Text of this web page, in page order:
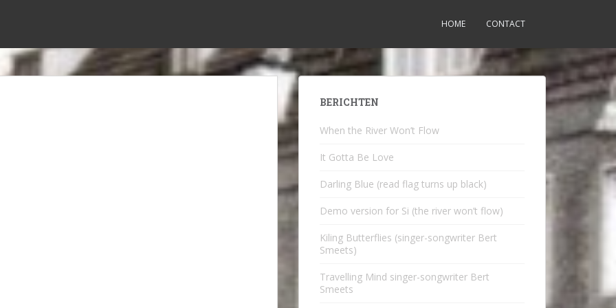
HOME CONTACT
BERICHTEN
When the River Won’t Flow
It Gotta Be Love
Darling Blue (read flag turns up black)
Demo version for Si (the river won’t flow)
Kiling Butterflies (singer-songwriter Bert
Smeets)
Travelling Mind singer-songwriter Bert
Smeets